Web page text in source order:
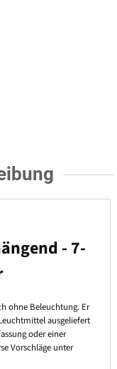
- 7-
ohne Beleuchtung. Er
ausgeliefert
oder einer
Vorschläge unter